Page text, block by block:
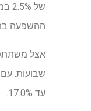
ההשפעה
עד 17.0%.